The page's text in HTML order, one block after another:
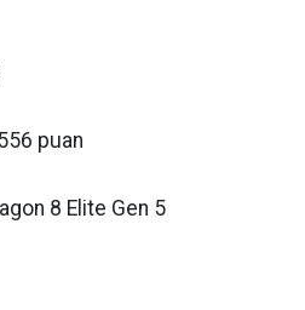
puan
8 Elite Gen 5